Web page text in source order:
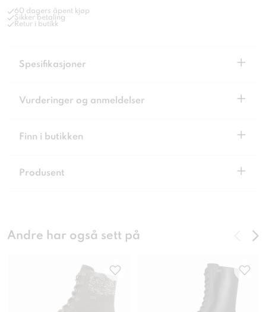
60 dagers åpent kjøp
Sikker betaling
Retur i butikk
Spesifikasjoner +
Vurderinger og anmeldelser +
Finn i butikken +
Produsent +
Andre har også sett på